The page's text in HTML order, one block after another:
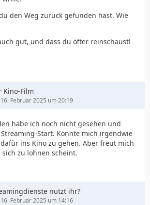
den Weg zurück gefunden hast. Wie
gut, und dass du öfter reinschaust!
Kino-Film
16. Februar 2025 um 20:19
habe ich noch nicht gesehen und
Start. Konnte mich irgendwie
ins Kino zu gehen. Aber freut mich
sich zu lohnen scheint.
nutzt ihr?
16. Februar 2025 um 14:16